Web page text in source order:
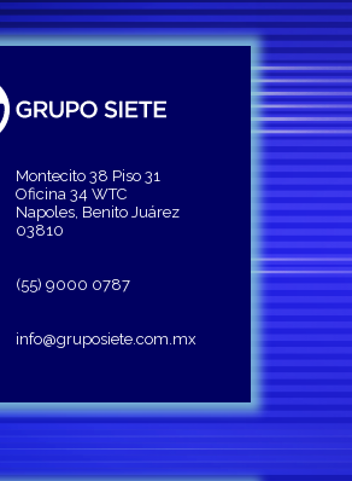
Montecito 38 Piso 31
Oficina 34 WTC
Napoles, Benito Juárez
03810
(55) 9000 0787
info@gruposiete.com.mx